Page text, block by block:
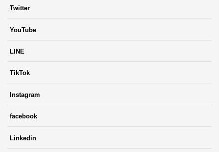
Twitter
YouTube
LINE
TikTok
Instagram
facebook
Linkedin